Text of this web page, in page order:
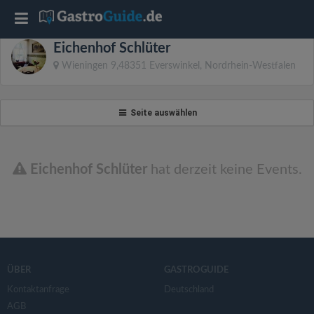
Eichenhof Schlüter
Wieningen 9,48351 Everswinkel, Nordrhein-Westfalen
Seite auswählen
Eichenhof Schlüterhat derzeit keine Events.
ÜBER
Kontaktanfrage
AGB
GASTROGUIDE
Deutschland
T
o
n